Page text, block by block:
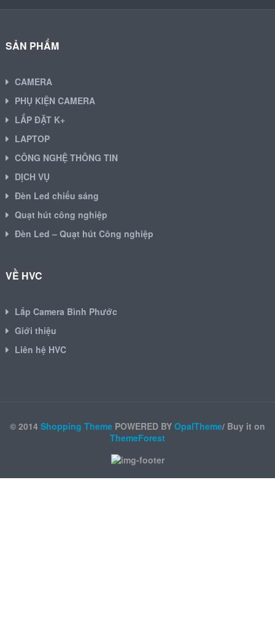
SẢN PHẨM
CAMERA
PHỤ KIỆN CAMERA
LẮP ĐẶT K+
LAPTOP
CÔNG NGHỆ THÔNG TIN
DỊCH VỤ
Đèn Led chiếu sáng
Quạt hút công nghiệp
Đèn Led – Quạt hút Công nghiệp
VỀ HVC
Lắp Camera Bình Phước
Giới thiệu
Liên hệ HVC
© 2014 Shopping Theme POWERED BY OpalTheme/ Buy it on
ThemeForest